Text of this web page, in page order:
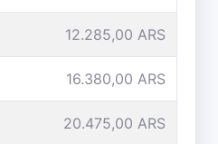
12.285,00 ARS
16.380,00 ARS
20.475,00 ARS